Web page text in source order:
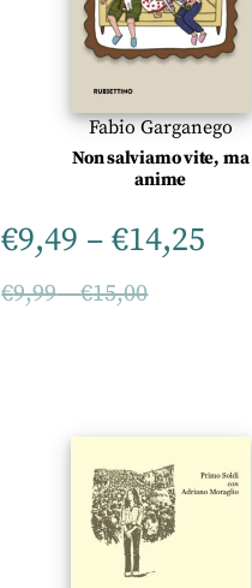
Fabio Garganego
Non salviamo vite, ma
anime
€9,49 –€14,25
€9,99–€15,00